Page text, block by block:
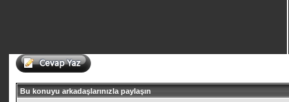
Bu konuyu arkadaşlarınızla paylaşın